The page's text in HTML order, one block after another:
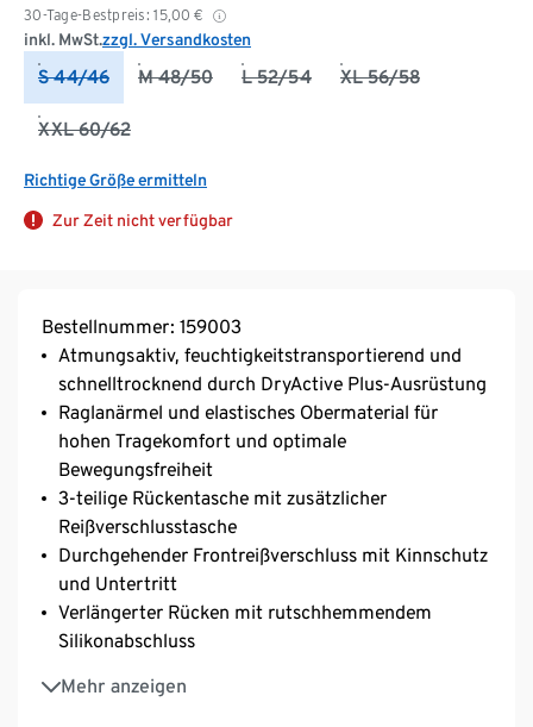
30-Tage-Bestpreis: 15,00 €
inkl. MwSt.zzgl. Versandkosten
S 44/46 M 48/50 L 52/54 XL 56/58
XXL 60/62
Richtige Größe ermitteln
Zur Zeit nicht verfügbar
Bestellnummer: 159003
Atmungsaktiv, feuchtigkeitstransportierend und
schnelltrocknend durch DryActive Plus-Ausrüstung
Raglanärmel und elastisches Obermaterial für
hohen Tragekomfort und optimale
Bewegungsfreiheit
3-teilige Rückentasche mit zusätzlicher
Reißverschlusstasche
Durchgehender Frontreißverschluss mit Kinnschutz
und Untertritt
Verlängerter Rücken mit rutschhemmendem
Silikonabschluss
Mehr anzeigen
Breiter und enganliegender Armabschluss
Mit reflektierenden Elementen